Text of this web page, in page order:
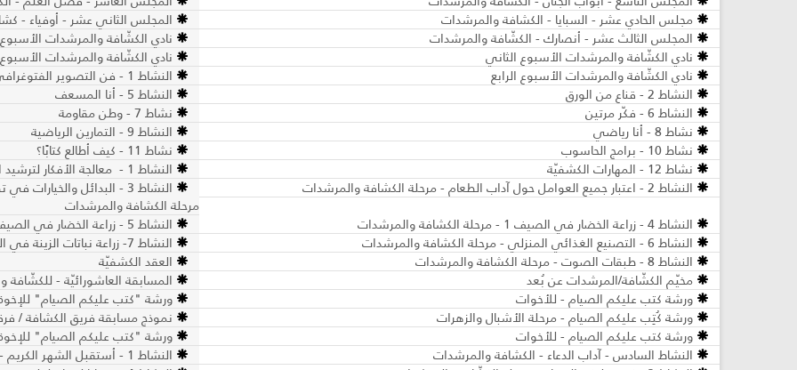
مجلس الحادي عشر - السبايا - الكشافة والمرشدات
المجلس الثاني عشر - أوفياء -
المجلس الثالث عشر - أنصارك - الكشّافة والمرشدات
نادي الكشّافة والمرشدات
نادي الكشّافة والمرشدات الأسبوع الثاني
نادي الكشّافة والمرشدات الأسبوع
نادي الكشّافة والمرشدات الأسبوع الرابع
النشاط 1 - فن التصوير الفتوغرافي
النشاط 2 - قناع من الورق
النشاط 5 - أنا المسعف
النشاط 6 - فكّر مرتين
نشاط 7 - وطن مقاومة
نشاط 8 - أنا رياضي
النشاط 9 - التمارين الرياضية
نشاط 10 - برامج الحاسوب
نشاط 11 - كيف أطالع كتابًا؟
نشاط 12 - المهارات الكشفيّة
النشاط 1 - معالجة الأفكار لترشيد الاستهلاك - مرحلة الكشافة والمرشدات
النشاط 2 - اعتبار جميع العوامل حول آداب الطعام - مرحلة الكشافة والمرشدات
النشاط 3 - البدائل
مرحلة الكشافة والمرشدات
النشاط 4 - زراعة الخضار في الصيف 1 - مرحلة الكشافة والمرشدات
النشاط 5 - زراعة الخضار في الصيف 2 - مرحلة الكشافة والمرشدات
النشاط 6 - التصنيع الغذائي المنزلي - مرحلة الكشافة والمرشدات
النشاط 7- زراعة نباتات الزينة في الصيف ​- مرحلة الكشافة والمرشدات
النشاط 8 - طبقات الصوت - مرحلة الكشافة والمرشدات
العقد الكشفيّة
مخيّم الكشّافة/المرشدات عن بُعد
المسابقة العاشورائيّة - للكشّافة
ورشة كتب عليكم الصيام - للأخوات
ورشة "كتب عليكم الصيام"
ورشة كُتِب عليكم الصيام - مرحلة الأشبال والزهرات
نموذج مسابقة فريق الكشافة /
ورشة كتب عليكم الصيام - للأخوات
ورشة "كتب عليكم الصيام"
النشاط السادس - آداب الدعاء - الكشافة والمرشدات
النشاط 1 - أستقبل الشهر الكريم - مرحلة الكشافة والمرشدات